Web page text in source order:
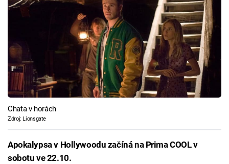
Chata v horách
Zdroj: Lionsgate
Apokalypsa v Hollywoodu začíná na Prima COOL v
sobotu ve 22.10.